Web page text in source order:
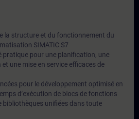
la structure et du fonctionnement du
SIMATIC S7
pratique pour une planification, une
une mise en service efficaces de
pour le développement optimisé en
d’exécution de blocs de fonctions
bibliothèques unifiées dans toute